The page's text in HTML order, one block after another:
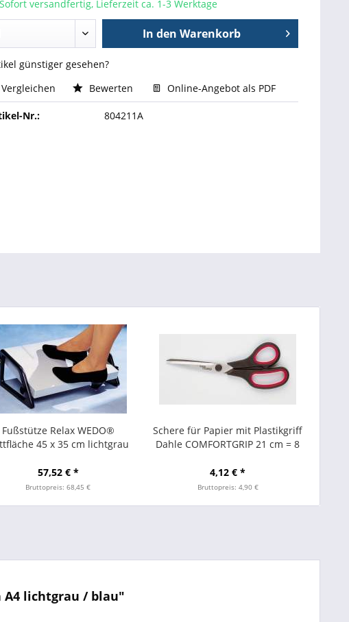
Sofort versandfertig, Lieferzeit ca. 1-3 Werktage
In den Warenkorb
günstiger gesehen?
Vergleichen
Bewerten Online-Angebot als PDF
Nr.: 804211A
Fußstütze Relax WEDO®
45 x 35 cm lichtgrau
57,52 € *
Bruttopreis: 68,45 €
Schere für Papier mit Plastikgriff
Dahle COMFORTGRIP 21 cm = 8
4,12 € *
Bruttopreis: 4,90 €
A4 lichtgrau / blau"